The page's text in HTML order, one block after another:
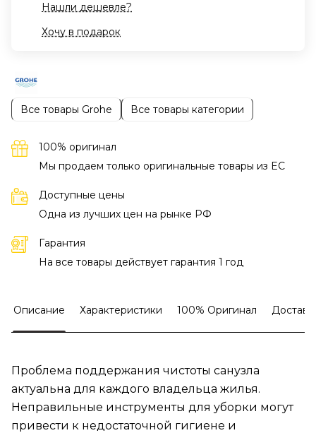
Нашли дешевле?
Хочу в подарок
Все товары Grohe Все товары категории
100% оригинал
Мы продаем только оригинальные товары из EC
Доступные цены
Одна из лучших цен на рынке РФ
Гарантия
На все товары действует гарантия 1 год
Описание Характеристики 100% Оригинал
Проблема поддержания чистоты санузла
актуальна для каждого владельца жилья.
Неправильные инструменты для уборки могут
привести к недостаточной гигиене и